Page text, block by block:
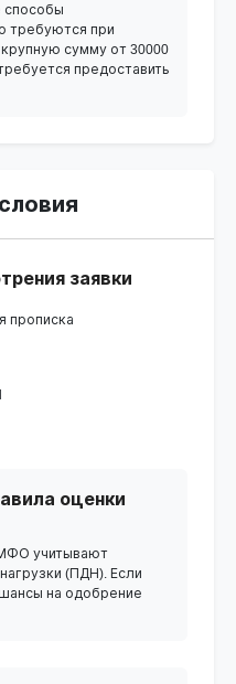
требуются при
сумму от 30000
предоставить
заявки
прописка
оценки
учитывают
(ПДН). Если
на одобрение